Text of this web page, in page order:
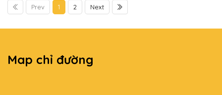
Prev 1 2 Next
Map chỉ đường